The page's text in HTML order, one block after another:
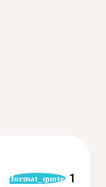
format_quote 1